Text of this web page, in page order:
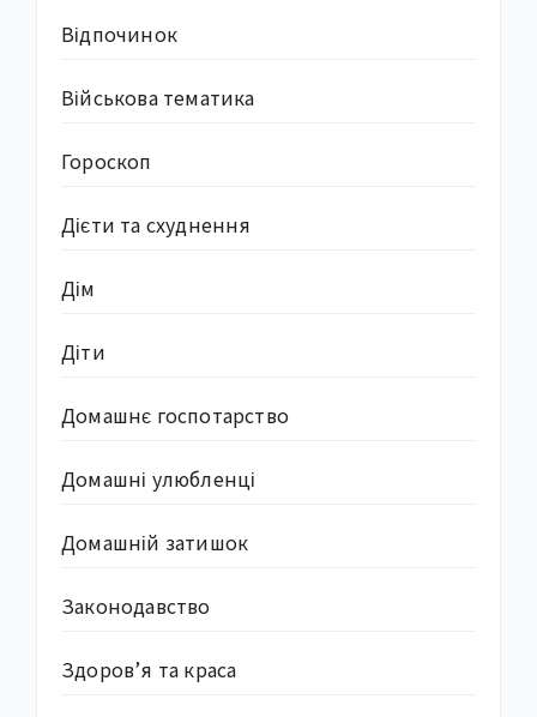
Відпочинок
Військова тематика
Гороскоп
Дієти та схуднення
Дім
Діти
Домашнє госпотарство
Домашні улюбленці
Домашній затишок
Законодавство
Здоров’я та краса